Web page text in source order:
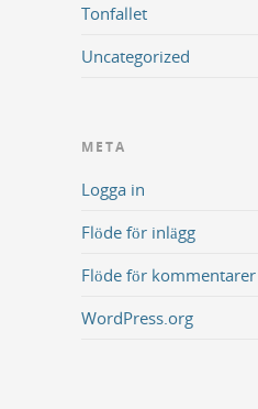
Tonfallet
Uncategorized
META
Logga in
Flöde för inlägg
Flöde för kommentarer
WordPress.org